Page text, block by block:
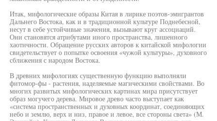
Итак, мифологические образы Китая в лирике поэтов-эмигрантов
Дальнего Востока, как и в традиционной культуре Поднебесной,
несут в себе устойчивые значения, вызывают круг ассоциаций.
Они становятся атрибутами иного пространства, лишенного
хаотичности. Обращение русских авторов к китайской мифологии
свидетельствует о попытке освоения «чужой культуры», духовного
сближения с народом Востока.
В древних мифологиях существенную функцию выполняли
фитомор-фы - растения, наделяемые магическими свойствами. Во
многих развитых мифологических картинах мира присутствует
образ могучего дерева. Мировое древо часто выступает как
«система пространственных и духовных координат, соединяющих
небо и землю, верх и низ, правое и левое, все стороны света» (М.